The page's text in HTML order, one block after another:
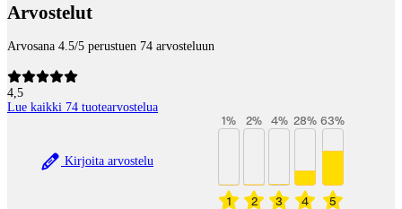
Arvostelut
Arvosana 4.5/5 perustuen 74 arvosteluun
4,5
Lue kaikki 74 tuotearvostelua
Kirjoita arvostelu
1
1%
2
2%
3
4%
4
28%
5
63%